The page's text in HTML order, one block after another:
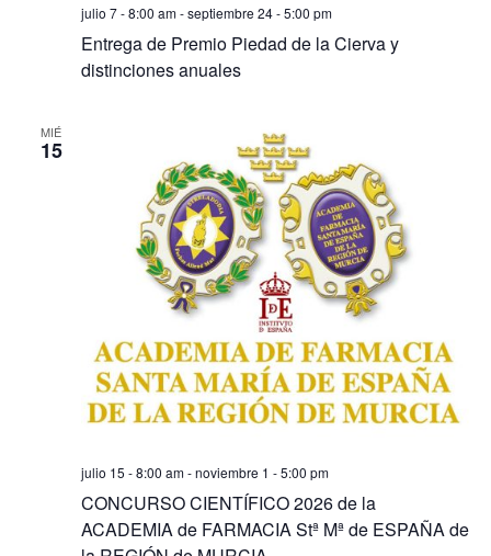
julio 7 - 8:00 am-septiembre 24 - 5:00 pm
Entrega de Premio Piedad de la Cierva y
distinciones anuales
MIÉ
15
julio 15 - 8:00 am-noviembre 1 - 5:00 pm
CONCURSO CIENTÍFICO 2026 de la
ACADEMIA de FARMACIA Stª Mª de ESPAÑA de